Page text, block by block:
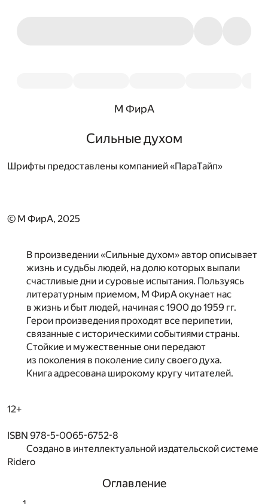
М ФирА
Сильные духом
Шрифты предоставлены компанией «ПараТайп»
© М ФирА, 2025
В произведении «Сильные духом» автор описывает
жизнь и судьбы людей, на долю которых выпали
счастливые дни и суровые испытания. Пользуясь
литературным приемом, М ФирА окунает нас
в жизнь и быт людей, начиная с 1900 до 1959 гг.
Герои произведения проходят все перипетии,
связанные с историческими событиями страны.
Стойкие и мужественные они передают
из поколения в поколение силу своего духа.
Книга адресована широкому кругу читателей.
12+
ISBN 978-5-0065-6752-8
Создано в интеллектуальной издательской системе
Ridero
Оглавление